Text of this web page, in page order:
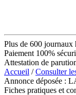
Plus de 600 journaux
Paiement 100%
Attestation de
Accueil /Consulter
Annonce déposée :
Fiches pratiques et